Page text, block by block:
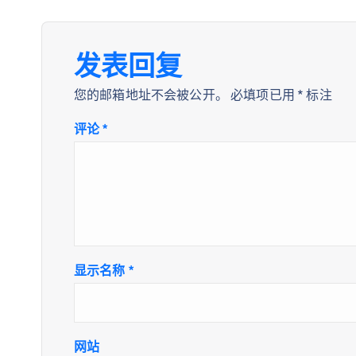
发表回复
您的邮箱地址不会被公开。 必填项已用 *标注
评论*
显示名称 *
网站